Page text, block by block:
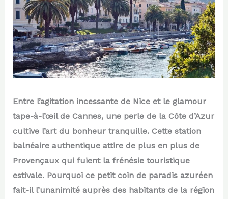
Entre l’agitation incessante de Nice et le glamour
tape-à-l’œil de Cannes, une perle de la Côte d’Azur
cultive l’art du bonheur tranquille. Cette station
balnéaire authentique attire de plus en plus de
Provençaux qui fuient la frénésie touristique
estivale. Pourquoi ce petit coin de paradis azuréen
fait-il l’unanimité auprès des habitants de la région